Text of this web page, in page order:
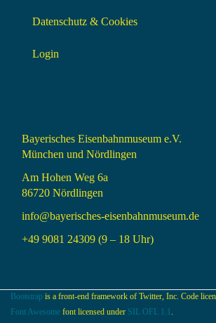
Datenschutz & Cookies
Login
Bayerisches Eisenbahnmuseum e.V.
München und Nördlingen
Am Hohen Weg 6a
86720 Nördlingen
info@bayerisches-eisenbahnmuseum.de
+49 9081 24309 (9 – 18 Uhr)
Bootstrap is a front-end framework of Twitter, Inc. Code
Font Awesome font licensed under SIL OFL 1.1 .